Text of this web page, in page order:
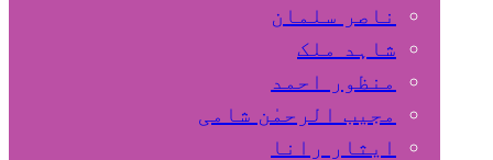
ناصر سلمان
شاہد ملک
منظور احمد
مجیب الرحمٰن شامی
ایثار رانا